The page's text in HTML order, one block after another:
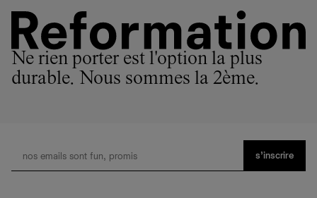
Ne rien porter est l'option la plus
durable. Nous sommes la 2ème.
s’inscrire